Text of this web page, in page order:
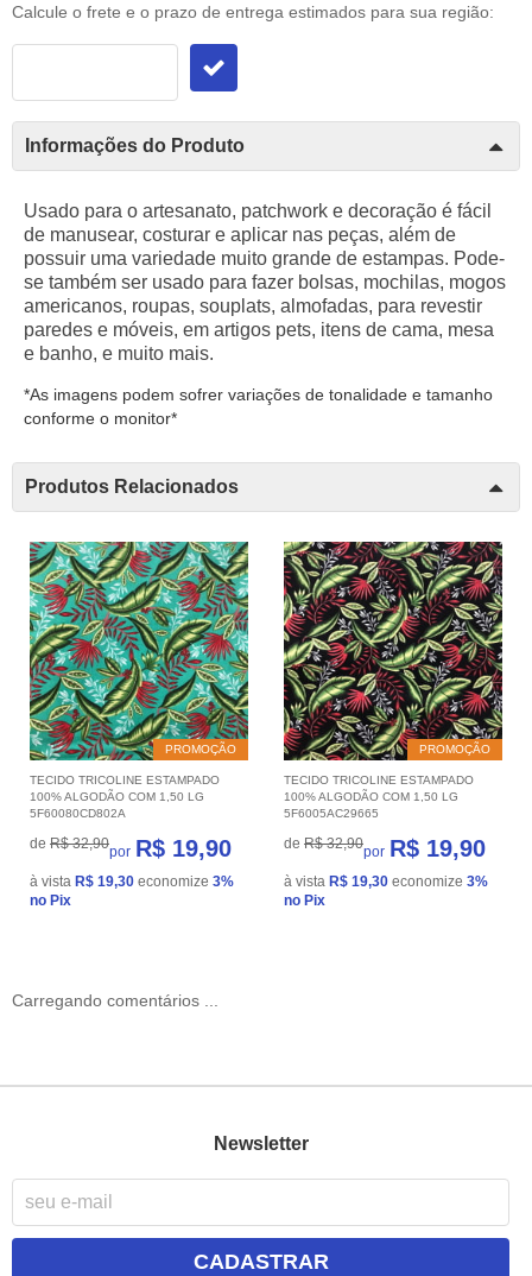
Calcule o frete e o prazo de entrega estimados para sua região:
Informações do Produto
Usado para o artesanato, patchwork e decoração é fácil
de manusear, costurar e aplicar nas peças, além de
possuir uma variedade muito grande de estampas. Pode-
se também ser usado para fazer bolsas, mochilas, mogos
americanos, roupas, souplats, almofadas, para revestir
paredes e móveis, em artigos pets, itens de cama, mesa
e banho, e muito mais.
*As imagens podem sofrer variações de tonalidade e tamanho
conforme o monitor*
Produtos Relacionados
PROMOÇÃO
TECIDO TRICOLINE ESTAMPADO
100% ALGODÃO COM 1,50 LG
5F60080CD802A
de R$ 32,90por R$ 19,90
à vista R$ 19,30 economize 3%
no Pix
PROMOÇÃO
TECIDO TRICOLINE ESTAMPADO
100% ALGODÃO COM 1,50 LG
5F6005AC29665
de R$ 32,90por R$ 19,90
à vista R$ 19,30 economize 3%
no Pix
Carregando comentários ...
Newsletter
CADASTRAR